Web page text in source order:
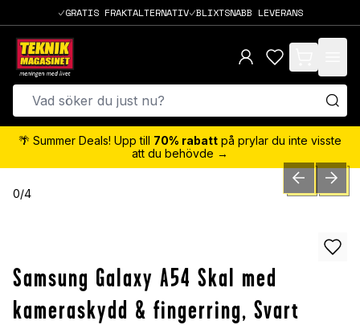
GRATIS FRAKTALTERNATIV BLIXTSNABB LEVERANS
items in cart,
🌴 Summer Deals! Upp till 70% rabatt på prylar du inte visste
att du behövde →
0/4 PREVIOUSNEXT
Samsung Galaxy A54 Skal med
kameraskydd & fingerring, Svart